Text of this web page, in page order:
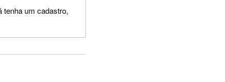
tenha um cadastro,